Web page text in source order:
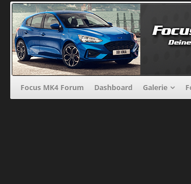
Focus MK4 Forum Dashboard Galerie